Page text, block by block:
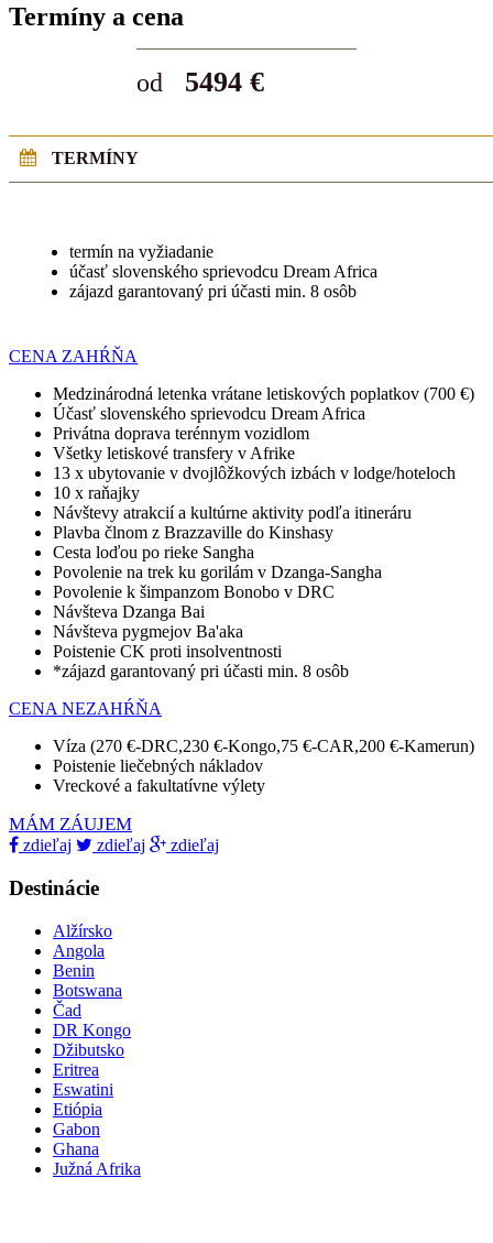
Termíny a cena
od 5494 €
TERMÍNY
termín na vyžiadanie
účasť slovenského sprievodcu Dream Africa
zájazd garantovaný pri účasti min. 8 osôb
CENA ZAHŔŇA
Medzinárodná letenka vrátane letiskových poplatkov (700 €)
Účasť slovenského sprievodcu Dream Africa
Privátna doprava terénnym vozidlom
Všetky letiskové transfery v Afrike
13 x ubytovanie v dvojlôžkových izbách v lodge/hoteloch
10 x raňajky
Návštevy atrakcií a kultúrne aktivity podľa itineráru
Plavba člnom z Brazzaville do Kinshasy
Cesta loďou po rieke Sangha
Povolenie na trek ku gorilám v Dzanga-Sangha
Povolenie k šimpanzom Bonobo v DRC
Návšteva Dzanga Bai
Návšteva pygmejov Ba'aka
Poistenie CK proti insolventnosti
*zájazd garantovaný pri účasti min. 8 osôb
CENA NEZAHŔŇA
Víza (270 €-DRC,230 €-Kongo,75 €-CAR,200 €-Kamerun)
Poistenie liečebných nákladov
Vreckové a fakultatívne výlety
MÁM ZÁUJEM
zdieľaj zdieľaj zdieľaj
Destinácie
Alžírsko
Angola
Benin
Botswana
Čad
DR Kongo
Džibutsko
Eritrea
Eswatini
Etiópia
Gabon
Ghana
Južná Afrika